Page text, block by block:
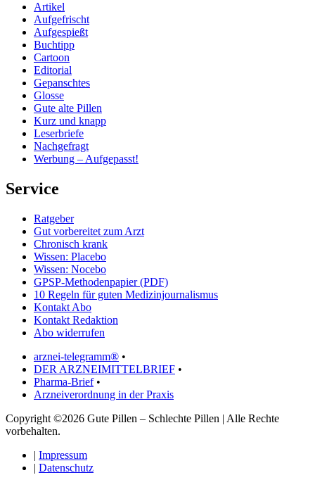
Artikel
Aufgefrischt
Aufgespießt
Buchtipp
Cartoon
Editorial
Gepanschtes
Glosse
Gute alte Pillen
Kurz und knapp
Leserbriefe
Nachgefragt
Werbung – Aufgepasst!
Service
Ratgeber
Gut vorbereitet zum Arzt
Chronisch krank
Wissen: Placebo
Wissen: Nocebo
GPSP-Methodenpapier (PDF)
10 Regeln für guten Medizinjournalismus
Kontakt Abo
Kontakt Redaktion
Abo widerrufen
arznei-telegramm® •
DER ARZNEIMITTELBRIEF •
Pharma-Brief•
Arzneiverordnung in der Praxis
Copyright ©2026 Gute Pillen – Schlechte Pillen | Alle Rechte
vorbehalten.
| Impressum
| Datenschutz